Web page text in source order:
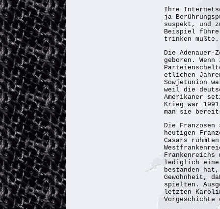
Ihre
ja
suspekt, und
Beispiel führe
trinken mußte.
Die
geboren.
etlichen
Sowjetunion
weil die
Amerikaner
Krieg war
man sie
Die
heutigen
Cäsars
lediglich
bestanden
Gewohnheit,
spielten.
letzten